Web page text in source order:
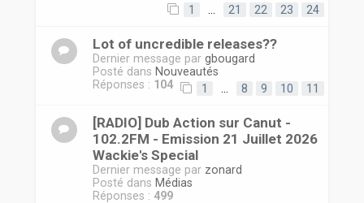
1
21 22 23 24
Lot of uncredible releases??
Dernier message par gbougard
Posté dans Nouveautés
Réponses : 104 1 8 9 10 11
[RADIO] Dub Action sur Canut -
102.2FM - Emission 21 Juillet 2026
Wackie's Special
Dernier message par zonard
Posté dans Médias
Réponses : 499